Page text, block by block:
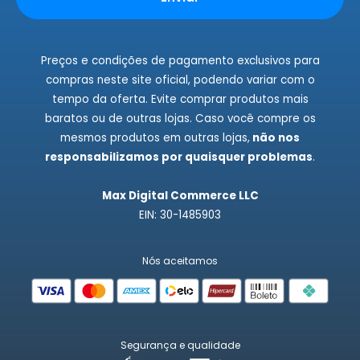
Preços e condições de pagamento exclusivos para
compras neste site oficial, podendo variar com o
tempo da oferta. Evite comprar produtos mais
baratos ou de outras lojas. Caso você compre os
mesmos produtos em outras lojas, não nos
responsabilizamos por quaisquer problemas.
Max Digital Commerce LLC
EIN: 30-1485903
Nós aceitamos
Segurança e qualidade